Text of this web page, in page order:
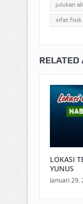
julukan
sifat fisik
RELATED
LOKASI
YUNUS
Januari 29,